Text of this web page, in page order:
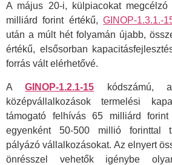
A május 20-i, külpiacokat
milliárd forint értékű,GINOP-1.3.1.-
után a múlt hét folyamán újabb,
értékű, elsősorban
forrás vált elérhetővé.
AGINOP-1.2.1-15 kódszámú,
középvállalkozások termelési
támogató felhívás 65 milliárd forint
egyenként 50-500 millió forinttal
pályázó vállalkozásokat. Az elnyert
önrésszel vehetők igénybe